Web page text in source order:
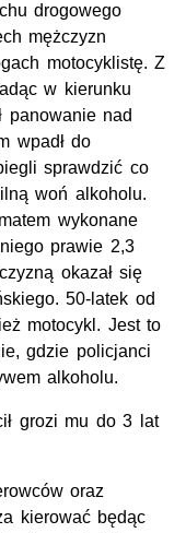
drogowego
mężczyzn
motocyklistę. Z
w kierunku
panowanie nad
wpadł do
sprawdzić co
woń alkoholu.
wykonane
prawie 2,3
okazał się
50-latek od
motocykl. Jest to
gdzie policjanci
alkoholu.
grozi mu do 3 lat
oraz
kierować będąc